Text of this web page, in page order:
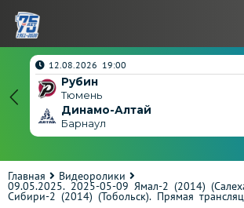
4
12.08.2026 19:00
Рубин
Тюмень
Динамо-Алтай
Барнаул
Главная
Видеоролики
09.05.2025. 2025-05-09 Ямал-2 (2014)
Сибири-2 (2014) (Тобольск). Прямая